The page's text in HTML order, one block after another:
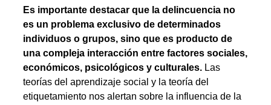
Es importante destacar que la delincuencia no
es un problema exclusivo de determinados
individuos o grupos, sino que es producto de
una compleja interacción entre factores sociales,
económicos, psicológicos y culturales. Las
teorías del aprendizaje social y la teoría del
etiquetamiento nos alertan sobre la influencia de la